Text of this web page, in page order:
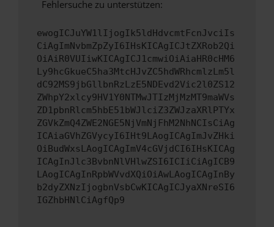
Fehlersuche zu unterstützen:
ewogICJuYW1lIjogIk5ldHdvcmtFcnJvciIs
CiAgImNvbmZpZyI6IHsKICAgICJtZXRob2Qi
OiAiR0VUIiwKICAgICJ1cmwiOiAiaHR0cHM6
Ly9hcGkueC5ha3MtcHJvZC5hdWRhcmlzLm5l
dC92MS9jbGllbnRzLzE5NDEvd2Vic2l0ZS12
ZWhpY2xlcy9HV1Y0NTMwJTIzMjMzMT9maWVs
ZD1pbnRlcm5hbE51bWJlciZ3ZWJzaXRlPTYx
ZGVkZmQ4ZWE2NGE5NjVmNjFhM2NhNCIsCiAg
ICAiaGVhZGVycyI6IHt9LAogICAgImJvZHki
OiBudWxsLAogICAgImV4cGVjdCI6IHsKICAg
ICAgInJlc3BvbnNlVHlwZSI6ICIiCiAgICB9
LAogICAgInRpbWVvdXQiOiAwLAogICAgInBy
b2dyZXNzIjogbnVsbCwKICAgICJyaXNreSI6
IGZhbHNlCiAgfQp9